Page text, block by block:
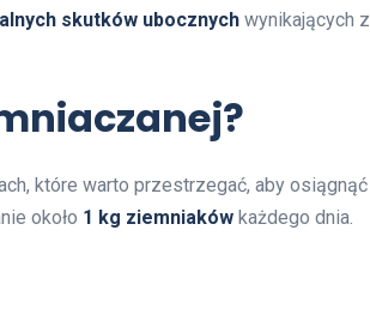
skutków ubocznych wynikających z
które warto przestrzegać, aby osiągnąć
około 1 kg ziemniaków każdego dnia.